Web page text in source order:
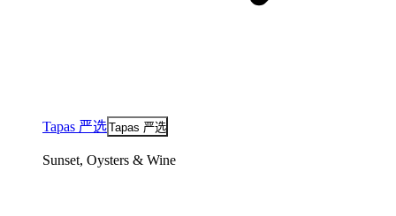
Tapas 严选Tapas 严选
Sunset, Oysters & Wine